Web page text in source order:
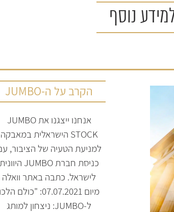
נוסף
הקרב על ה-JUMBO
אנחנו ייצגנו את JUMBO
STOCK הישראלית במאבקה
למניעת הטעיה של הציבור,
כניסת חברת JUMBO היוונית
לישראל. כתבה באתר וואלה
מיום 07.07.2021: "כולם הלכו
ל-JUMBO: ניצחון למותג